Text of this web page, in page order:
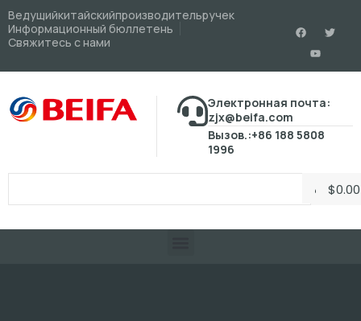
Ведущийкитайскийпроизводительручек
Информационный бюллетень
Свяжитесь с нами
Электронная почта:
zjx@beifa.com
Вызов.:+86 188 5808
1996
$0.00